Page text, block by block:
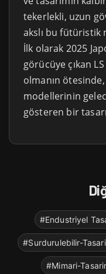
tekerlekli, uzun
akslı bu fütüristik
İlk olarak 2025
görücüye çıkan
olmanın
modellerinin
gösteren bir
#Endustriyel
#Surdurulebilir-
#Mimari-